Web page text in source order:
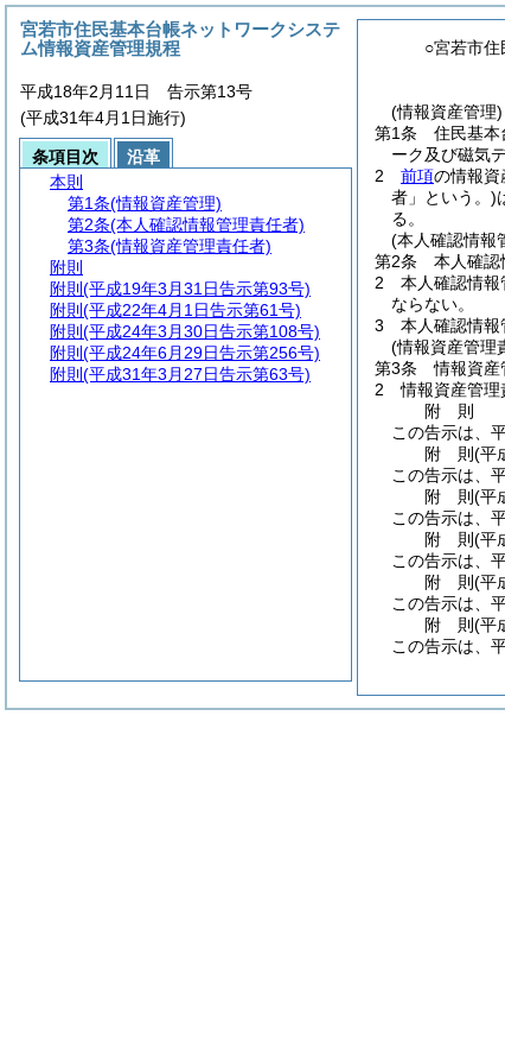
○宮若市
(情報資産管理)
第1条
住民基本
ーク及び磁気
2
前項の情報資
者」という。)
る。
(本人確認情報
第2条
本人確認
2
本人確認情
ならない。
3
本人確認情報
(情報資産管理
第3条
情報資産
2
情報資産管理
附 則
この告示は、
附 則(平
この告示は、
附 則(平
この告示は、
附 則(平
この告示は、
附 則(平
この告示は、
附 則(平
この告示は、
宮若市住民基本台帳ネットワークシステ
ム情報資産管理規程
平成18年2月11日 告示第13号
(平成31年4月1日施行)
条項目次
沿革
本則
第1条(情報資産管理)
第2条(本人確認情報管理責任者)
第3条(情報資産管理責任者)
附則
附則 (平成19年3月31日告示第93号)
附則 (平成22年4月1日告示第61号)
附則 (平成24年3月30日告示第108号)
附則 (平成24年6月29日告示第256号)
附則 (平成31年3月27日告示第63号)